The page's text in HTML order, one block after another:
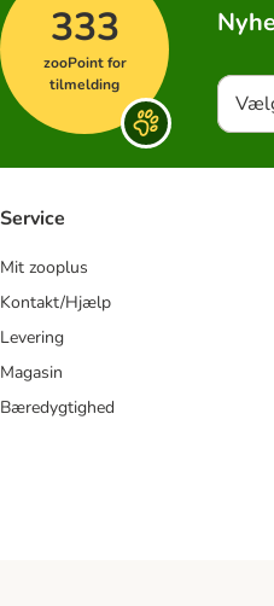
333
zooPoint for
tilmelding
Service
Mit zooplus
Kontakt/Hjælp
Levering
Magasin
Bæredygtighed